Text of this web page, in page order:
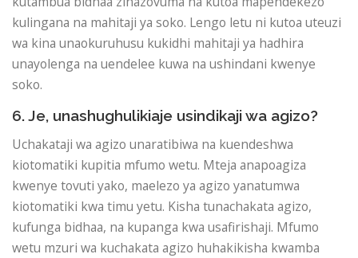
kulingana na mahitaji ya soko. Lengo letu ni kutoa uteuzi
wa kina unaokuruhusu kukidhi mahitaji ya hadhira
unayolenga na uendelee kuwa na ushindani kwenye
soko.
6. Je, unashughulikiaje usindikaji wa agizo?
Uchakataji wa agizo unaratibiwa na kuendeshwa
kiotomatiki kupitia mfumo wetu. Mteja anapoagiza
kwenye tovuti yako, maelezo ya agizo yanatumwa
kiotomatiki kwa timu yetu. Kisha tunachakata agizo,
kufunga bidhaa, na kupanga kwa usafirishaji. Mfumo
wetu mzuri wa kuchakata agizo huhakikisha kwamba